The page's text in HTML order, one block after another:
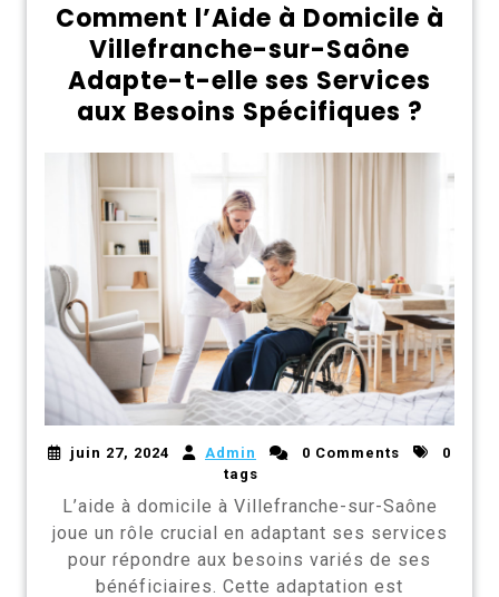
Comment l’Aide à Domicile à
Villefranche-sur-Saône
Adapte-t-elle ses Services
aux Besoins Spécifiques ?
juin 27, 2024 Admin 0 Comments
0
tags
L’aide à domicile à Villefranche-sur-Saône
joue un rôle crucial en adaptant ses services
pour répondre aux besoins variés de ses
bénéficiaires. Cette adaptation est